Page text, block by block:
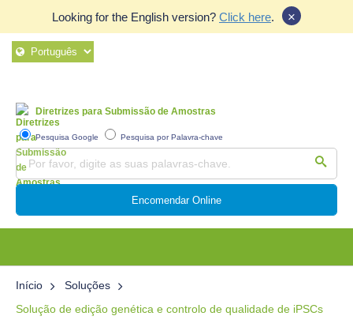
Looking for the English version? Click here. ×
Diretrizes para Submissão de Amostras
Pesquisa Google Pesquisa por Palavra-chave
Encomendar Online
Início
Soluções
Solução de edição genética e controlo de qualidade de iPSCs